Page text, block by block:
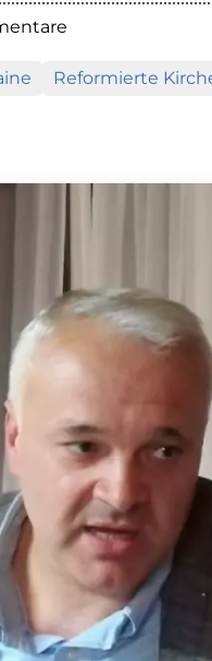
Reformierte